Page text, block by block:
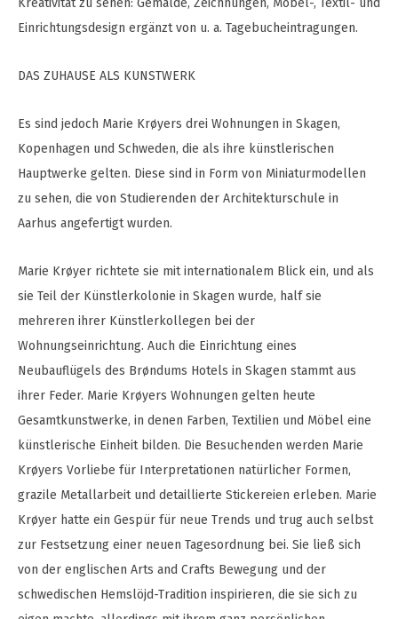
Kreativität zu sehen: Gemälde, Zeichnungen, Möbel-, Textil- und
Einrichtungsdesign ergänzt von u. a. Tagebucheintragungen.
DAS ZUHAUSE ALS KUNSTWERK
Es sind jedoch Marie Krøyers drei Wohnungen in Skagen,
Kopenhagen und Schweden, die als ihre künstlerischen
Hauptwerke gelten. Diese sind in Form von Miniaturmodellen
zu sehen, die von Studierenden der Architekturschule in
Aarhus angefertigt wurden.
Marie Krøyer richtete sie mit internationalem Blick ein, und als
sie Teil der Künstlerkolonie in Skagen wurde, half sie
mehreren ihrer Künstlerkollegen bei der
Wohnungseinrichtung. Auch die Einrichtung eines
Neubauflügels des Brøndums Hotels in Skagen stammt aus
ihrer Feder. Marie Krøyers Wohnungen gelten heute
Gesamtkunstwerke, in denen Farben, Textilien und Möbel eine
künstlerische Einheit bilden. Die Besuchenden werden Marie
Krøyers Vorliebe für Interpretationen natürlicher Formen,
grazile Metallarbeit und detaillierte Stickereien erleben. Marie
Krøyer hatte ein Gespür für neue Trends und trug auch selbst
zur Festsetzung einer neuen Tagesordnung bei. Sie ließ sich
von der englischen Arts and Crafts Bewegung und der
schwedischen Hemslöjd-Tradition inspirieren, die sie sich zu